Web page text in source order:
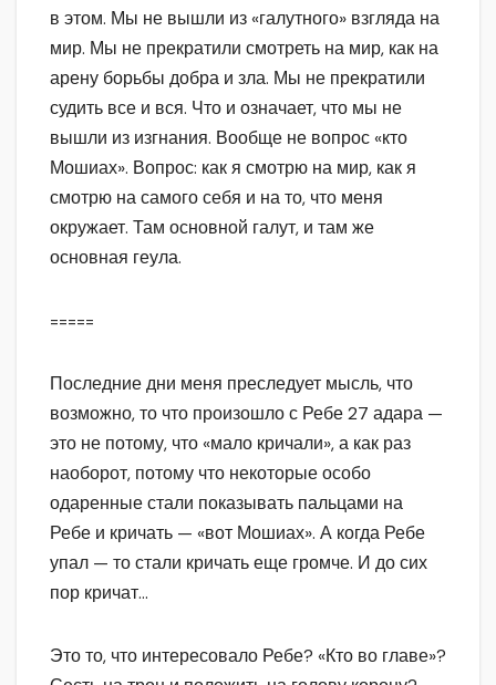
в этом. Мы не вышли из «галутного» взгляда на
мир. Мы не прекратили смотреть на мир, как на
арену борьбы добра и зла. Мы не прекратили
судить все и вся. Что и означает, что мы не
вышли из изгнания. Вообще не вопрос «кто
Мошиах». Вопрос: как я смотрю на мир, как я
смотрю на самого себя и на то, что меня
окружает. Там основной галут, и там же
основная геула.
=====
Последние дни меня преследует мысль, что
возможно, то что произошло с Ребе 27 адара —
это не потому, что «мало кричали», а как раз
наоборот, потому что некоторые особо
одаренные стали показывать пальцами на
Ребе и кричать — «вот Мошиах». А когда Ребе
упал — то стали кричать еще громче. И до сих
пор кричат…
Это то, что интересовало Ребе? «Кто во главе»?